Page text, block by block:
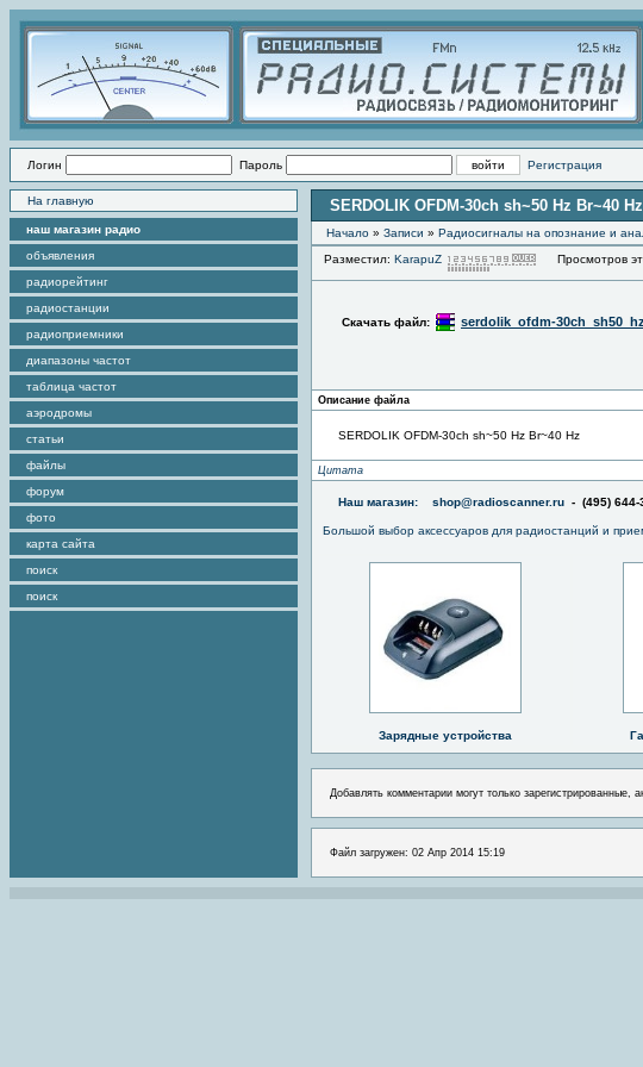
Логин Пароль Регистрация
На главную
наш магазин радио
объявления
радиорейтинг
радиостанции
радиоприемники
диапазоны частот
таблица частот
аэродромы
статьи
файлы
форум
фото
карта сайта
поиск
поиск
SERDOLIK OFDM-30ch sh~50 Hz Br~40 Hz
Начало » Записи » Радиоcигналы на опознание и
Разместил: KarapuZ Просмотров
Скачать файл: serdolik_ofdm-
Описание файла
SERDOLIK OFDM-30ch sh~50 Hz Br~40 Hz
Цитата
Наш магазин: shop@radioscanner.ru - (495)
Большой выбор аксессуаров для радиостанций и
Зарядные устройства
Добавлять комментарии могут только зарегистрированные,
Файл загружен: 02 Апр 2014 15:19